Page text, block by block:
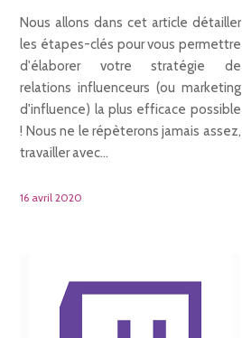
Nous allons dans cet article détailler
les étapes-clés pour vous permettre
d'élaborer votre stratégie de
relations influenceurs (ou marketing
d'influence) la plus efficace possible
! Nous ne le répèterons jamais assez,
travailler avec…
16 avril 2020